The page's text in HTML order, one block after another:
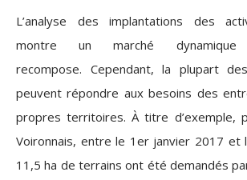
L’analyse des implantations des
montre un marché
recompose. Cependant, la plupart
peuvent répondre aux besoins des
propres territoires. À titre d’exemple,
Voironnais, entre le 1er janvier 2017 et
11,5 ha de terrains ont été demandés